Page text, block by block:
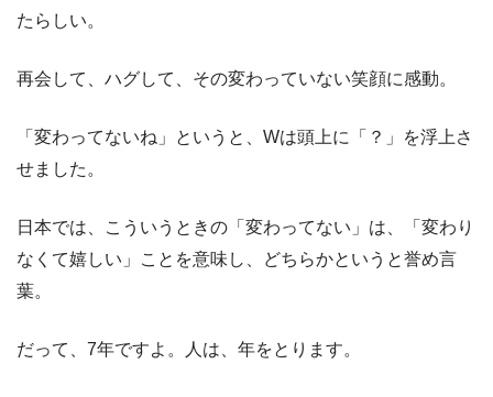
たらしい。
再会して、ハグして、その変わっていない笑顔に感動。
「変わってないね」というと、Wは頭上に「？」を浮上さ
せました。
日本では、こういうときの「変わってない」は、「変わり
なくて嬉しい」ことを意味し、どちらかというと誉め言
葉。
だって、7年ですよ。人は、年をとります。